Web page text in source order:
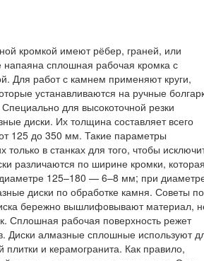
кромкой имеют рёбер, граней, или
напаяна сплошная рабочая кромка с
Для работ с камнем применяют круги,
устанавливаются на ручные
для высокоточной резки
диски. Их толщина составляет всего
125 до 350 мм. Такие параметры
только в станках для того, чтобы
различаются по ширине кромки,
125–180 — 6–8 мм; при
диски по обработке камня. Советы по
бережно вышлифовывают материал,
Сплошная рабочая поверхность режет
Диски алмазные сплошные используют
плитки и керамогранита. Как правило,